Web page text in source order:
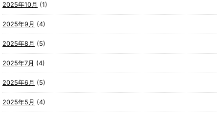
2025年10月 (1)
2025年9月 (4)
2025年8月 (5)
2025年7月 (4)
2025年6月 (5)
2025年5月 (4)